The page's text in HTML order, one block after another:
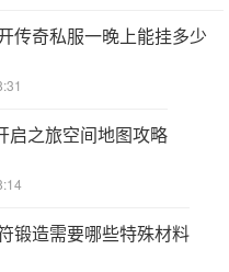
传奇私服一晚上能挂多少
启之旅空间地图攻略
锻造需要哪些特殊材料